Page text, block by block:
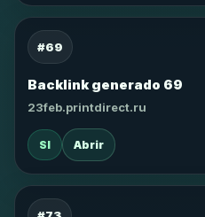
#69
Backlink generado 69
23feb.printdirect.ru
SI Abrir